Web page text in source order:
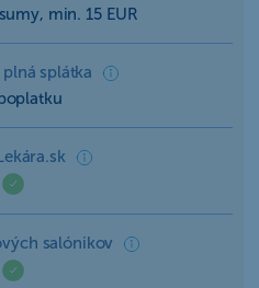
min. 15 EUR
splátka
salónikov